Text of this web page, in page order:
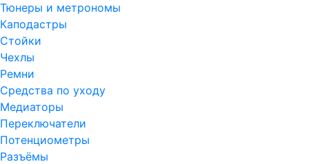
Тюнеры и метрономы
Каподастры
Стойки
Чехлы
Ремни
Средства по уходу
Медиаторы
Переключатели
Потенциометры
Разъёмы